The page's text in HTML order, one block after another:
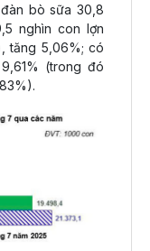
bò sữa 30,8
nghìn con lợn
tăng 5,06%; có
(trong đó